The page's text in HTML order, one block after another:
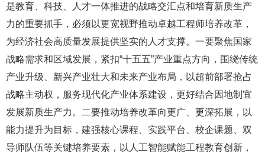
是教育、科技、人才一体推进的战略交汇点和培育新质生产
力的重要抓手，必须以更宽视野推动卓越工程师培养改革，
为经济社会高质量发展提供坚实的人才支撑。一要聚焦国家
战略需求和区域发展，紧扣“十五五”产业重点方向，围绕传统
产业升级、新兴产业壮大和未来产业布局，以超前部署抢占
战略主动权，服务现代化产业体系建设，更好结合因地制宜
发展新质生产力。二要推动培养改革向更广、更深拓展，以
能力提升为目标，建强核心课程、实践平台、校企课题、双
导师队伍等关键培养要素，以人工智能赋能工程教育创新，